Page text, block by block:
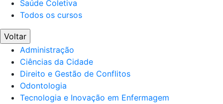
Saúde Coletiva
Todos os cursos
Voltar
Administração
Ciências da Cidade
Direito e Gestão de Conflitos
Odontologia
Tecnologia e Inovação em Enfermagem